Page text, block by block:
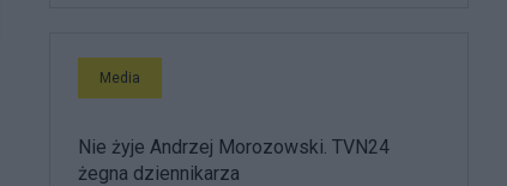
Media
Nie żyje Andrzej Morozowski. TVN24
żegna dziennikarza